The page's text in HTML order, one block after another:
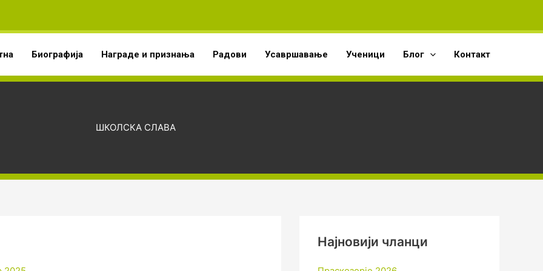
Биографија Награде и признања Радови Усавршавање Ученици Блог Контакт
ШКОЛСКА СЛАВА
Најновији чланци
в